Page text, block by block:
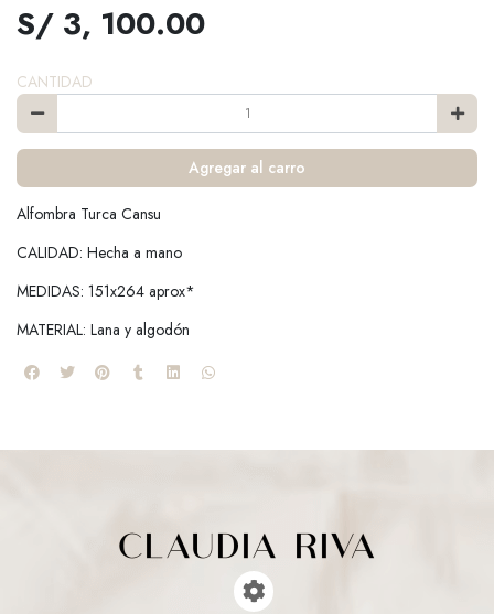
S/ 3, 100.00
CANTIDAD
Agregar al carro
Alfombra Turca Cansu
CALIDAD: Hecha a mano
MEDIDAS: 151x264 aprox*
MATERIAL: Lana y algodón